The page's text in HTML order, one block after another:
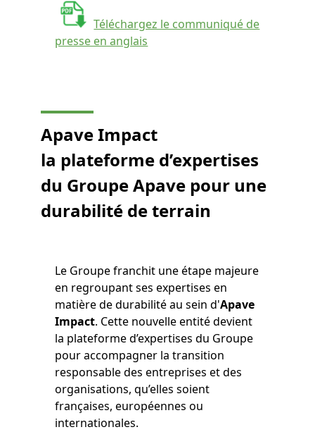
Téléchargez le communiqué de
presse en anglais
Apave Impact
la plateforme d’expertises
du Groupe Apave pour une
durabilité de terrain
Le Groupe franchit une étape majeure
en regroupant ses expertises en
matière de durabilité au sein d'Apave
Impact. Cette nouvelle entité devient
la plateforme d’expertises du Groupe
pour accompagner la transition
responsable des entreprises et des
organisations, qu’elles soient
françaises, européennes ou
internationales.